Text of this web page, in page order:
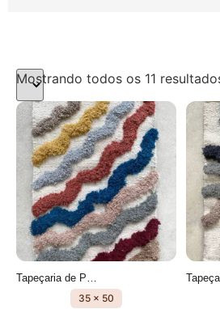
Mostrando todos os 11
Tapeçaria de Parede - Quadro feito à mão- cm - Vale modelo 4
35 x 50